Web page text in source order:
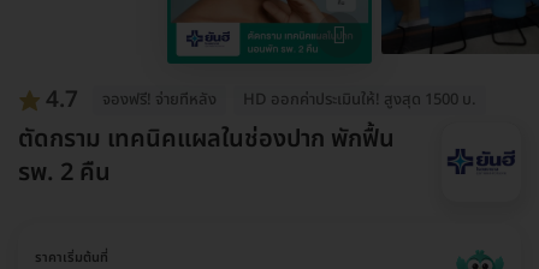
4.7 จองฟรี! จ่ายทีหลัง HD ออกค่าประเมินให้! สูงสุด 1500 บ.
ตัดกราม เทคนิคแผลในช่องปาก พักฟื้น
รพ. 2 คืน
ราคาเริ่มต้นที่